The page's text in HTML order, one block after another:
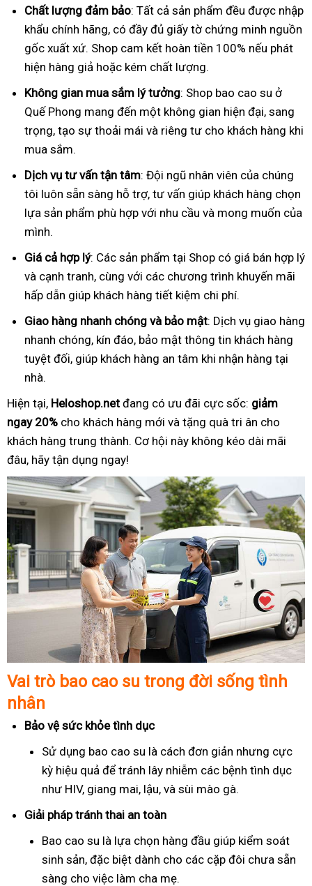
Chất lượng đảm bảo: Tất cả sản phẩm đều được nhập
khẩu chính hãng, có đầy đủ giấy tờ chứng minh nguồn
gốc xuất xứ. Shop cam kết hoàn tiền 100% nếu phát
hiện hàng giả hoặc kém chất lượng.
Không gian mua sắm lý tưởng: Shop bao cao su ở
Quế Phong mang đến một không gian hiện đại, sang
trọng, tạo sự thoải mái và riêng tư cho khách hàng khi
mua sắm.
Dịch vụ tư vấn tận tâm: Đội ngũ nhân viên của chúng
tôi luôn sẵn sàng hỗ trợ, tư vấn giúp khách hàng chọn
lựa sản phẩm phù hợp với nhu cầu và mong muốn của
mình.
Giá cả hợp lý: Các sản phẩm tại Shop có giá bán hợp lý
và cạnh tranh, cùng với các chương trình khuyến mãi
hấp dẫn giúp khách hàng tiết kiệm chi phí.
Giao hàng nhanh chóng và bảo mật: Dịch vụ giao hàng
nhanh chóng, kín đáo, bảo mật thông tin khách hàng
tuyệt đối, giúp khách hàng an tâm khi nhận hàng tại
nhà.
Hiện tại, Heloshop.net đang có ưu đãi cực sốc: giảm
ngay 20% cho khách hàng mới và tặng quà tri ân cho
khách hàng trung thành. Cơ hội này không kéo dài mãi
đâu, hãy tận dụng ngay!
Vai trò bao cao su trong đời sống tình
nhân
Bảo vệ sức khỏe tình dục
Sử dụng bao cao su là cách đơn giản nhưng cực
kỳ hiệu quả để tránh lây nhiễm các bệnh tình dục
như HIV, giang mai, lậu, và sùi mào gà.
Giải pháp tránh thai an toàn
Bao cao su là lựa chọn hàng đầu giúp kiểm soát
sinh sản, đặc biệt dành cho các cặp đôi chưa sẵn
sàng cho việc làm cha mẹ.